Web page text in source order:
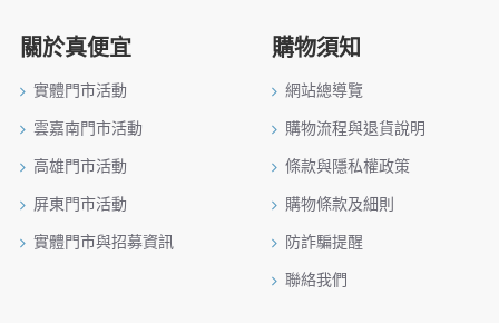
關於真便宜
實體門市活動
雲嘉南門市活動
高雄門市活動
屏東門市活動
實體門市與招募資訊
購物須知
網站總導覽
購物流程與退貨說明
條款與隱私權政策
購物條款及細則
防詐騙提醒
聯絡我們